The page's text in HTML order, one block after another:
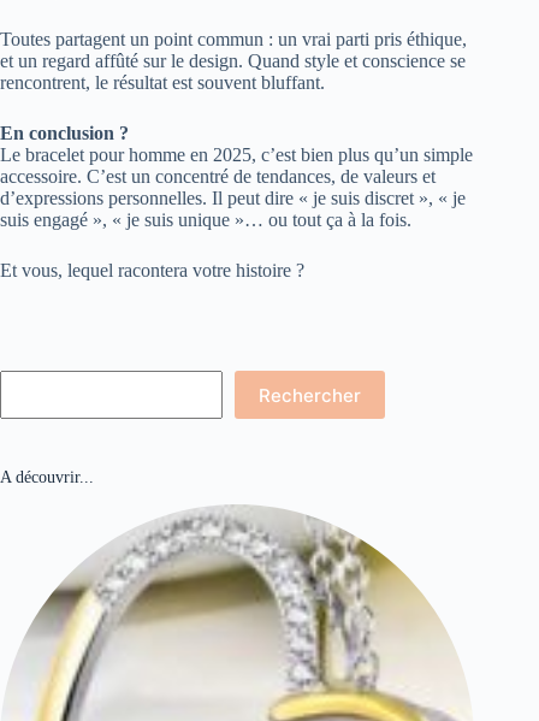
Toutes partagent un point commun : un vrai parti pris éthique,
et un regard affûté sur le design. Quand style et conscience se
rencontrent, le résultat est souvent bluffant.
En conclusion ?
Le bracelet pour homme en 2025, c’est bien plus qu’un simple
accessoire. C’est un concentré de tendances, de valeurs et
d’expressions personnelles. Il peut dire « je suis discret », « je
suis engagé », « je suis unique »… ou tout ça à la fois.
Et vous, lequel racontera votre histoire ?
Rechercher
A découvrir...